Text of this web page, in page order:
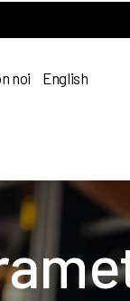
noi English